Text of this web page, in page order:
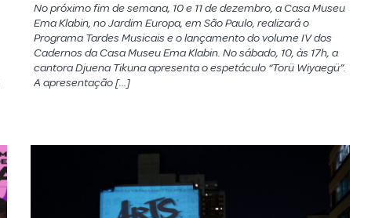
No próximo fim de semana, 10 e 11 de dezembro, a Casa Museu
Ema Klabin, no Jardim Europa, em São Paulo, realizará o
Programa Tardes Musicais e o lançamento do volume IV dos
Cadernos da Casa Museu Ema Klabin. No sábado, 10, às 17h, a
cantora Djuena Tikuna apresenta o espetáculo “Torü Wiyaegü”.
A apresentação […]